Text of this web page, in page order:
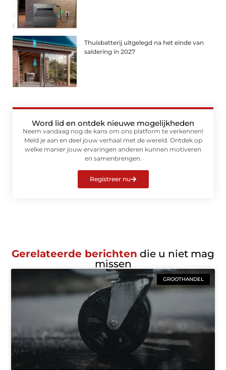
Thuisbatterij uitgelegd na het einde van
saldering in 2027
Word lid en ontdek nieuwe mogelijkheden
Neem vandaag nog de kans om ons platform te verkennen!
Meld je aan en deel jouw verhaal met de wereld. Ontdek op
welke manier jouw ervaringen anderen kunnen motiveren
en samenbrengen.
Registreer nu
Gerelateerde berichten die u niet mag
missen
GROOTHANDEL